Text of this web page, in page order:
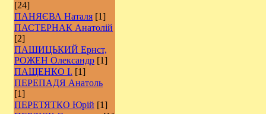
[24]
ПАНЯЄВА Наталя [1]
ПАСТЕРНАК Анатолій
[2]
ПАШИЦЬКИЙ Ернст,
РОЖЕН Олександр [1]
ПАЩЕНКО І. [1]
ПЕРЕПАДЯ Анатоль
[1]
ПЕРЕТЯТКО Юрій [1]